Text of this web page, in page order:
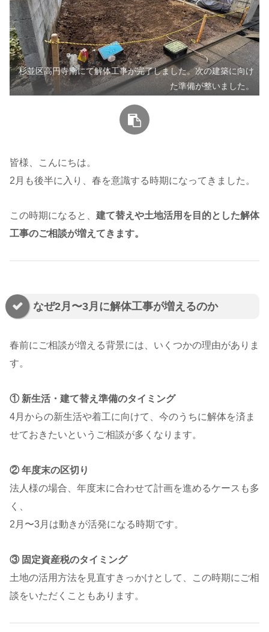
杉並区高円寺南にて解体工事が完了しました。次の建築に向け
た準備が整いました。
皆様、こんにちは。
2月も後半に入り、春を意識する時期になってきました。
この時期になると、 建て替えや土地活用を目的とした解体
工事のご相談が増えてきます。
なぜ2月〜3月に解体工事が増えるのか
春前にご相談が増える背景には、いくつかの理由がありま
す。
① 新生活・建て替え準備のタイミング
4月からの新生活や着工に向けて、今のうちに解体を済ま
せておきたいというご相談が多くなります。
② 年度末の区切り
法人様の場合、年度末に合わせて計画を進めるケースも多
く、
2月〜3月は動きが活発になる時期です。
③ 固定資産税のタイミング
土地の活用方法を見直すきっかけとして、この時期にご相
談をいただくこともあります。